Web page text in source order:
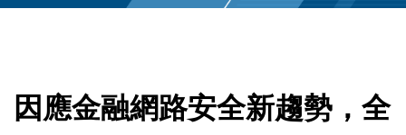
因應金融網路安全新趨勢，全